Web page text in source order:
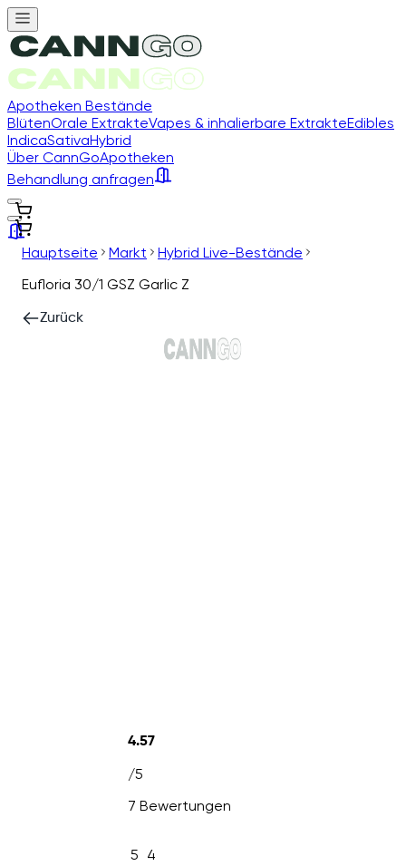
Apotheken Bestände
BlütenOrale ExtrakteVapes & inhalierbare ExtrakteEdibles
IndicaSativaHybrid
Über CannGoApotheken
Behandlung anfragen
Hauptseite Markt
Hybrid Live-Bestände
Eufloria 30/1 GSZ Garlic Z
Zurück
4.57
/5
7 Bewertungen
5 4